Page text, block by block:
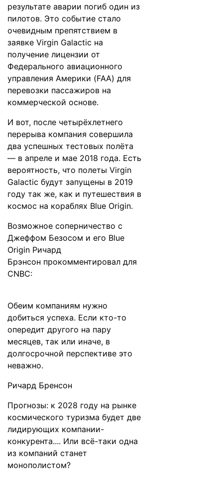
результате аварии погиб один из
пилотов. Это событие стало
очевидным препятствием в
заявке Virgin Galactic на
получение лицензии от
Федерального авиационного
управления Америки (FAA) для
перевозки пассажиров на
коммерческой основе.
И вот, после четырёхлетнего
перерыва компания совершила
два успешных тестовых полёта
— в апреле и мае 2018 года. Есть
вероятность, что полеты Virgin
Galactic будут запущены в 2019
году так же, как и путешествия в
космос на кораблях Blue Origin.
Возможное соперничество с
Джеффом Безосом и его Blue
Origin Ричард
Брэнсон прокомментировал для
CNBC:
Обеим компаниям нужно
добиться успеха. Если кто-то
опередит другого на пару
месяцев, так или иначе, в
долгосрочной перспективе это
неважно.
Ричард Бренсон
Прогнозы: к 2028 году на рынке
космического туризма будет две
лидирующих компании-
конкурента.... Или всё-таки одна
из компаний станет
монополистом?